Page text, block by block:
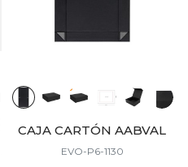
CAJA CARTÓN AABVAL
EVO-P6-1130